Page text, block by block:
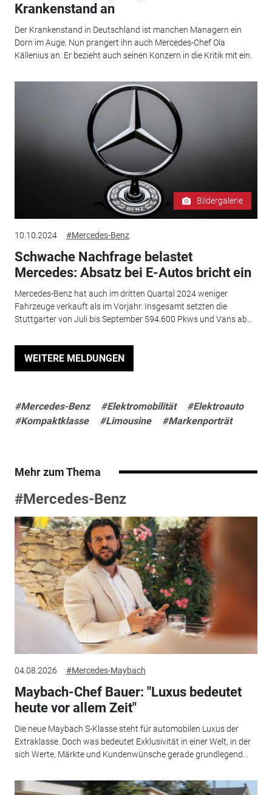
Krankenstand an
Der Krankenstand in Deutschland ist manchen Managern ein
Dorn im Auge. Nun prangert ihn auch Mercedes-Chef Ola
Källenius an. Er bezieht auch seinen Konzern in die Kritik mit ein.
Bildergalerie
10.10.2024 #Mercedes-Benz
Schwache Nachfrage belastet
Mercedes: Absatz bei E-Autos bricht ein
Mercedes-Benz hat auch im dritten Quartal 2024 weniger
Fahrzeuge verkauft als im Vorjahr. Insgesamt setzten die
Stuttgarter von Juli bis September 594.600 Pkws und Vans ab...
WEITERE MELDUNGEN
#Mercedes-Benz #Elektromobilität
#Elektroauto
#Kompaktklasse
#Limousine #Markenporträt
Mehr zum Thema
#Mercedes-Benz
04.08.2026 #Mercedes-Maybach
Maybach-Chef Bauer: "Luxus bedeutet
heute vor allem Zeit"
Die neue Maybach S-Klasse steht für automobilen Luxus der
Extraklasse. Doch was bedeutet Exklusivität in einer Welt, in der
sich Werte, Märkte und Kundenwünsche gerade grundlegend...